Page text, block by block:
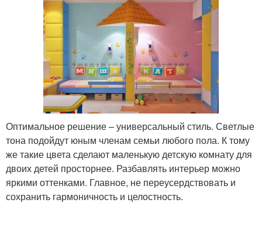
Оптимальное решение – универсальный стиль. Светлые
тона подойдут юным членам семьи любого пола. К тому
же такие цвета сделают маленькую детскую комнату для
двоих детей просторнее. Разбавлять интерьер можно
яркими оттенками. Главное, не переусердствовать и
сохранить гармоничность и целостность.